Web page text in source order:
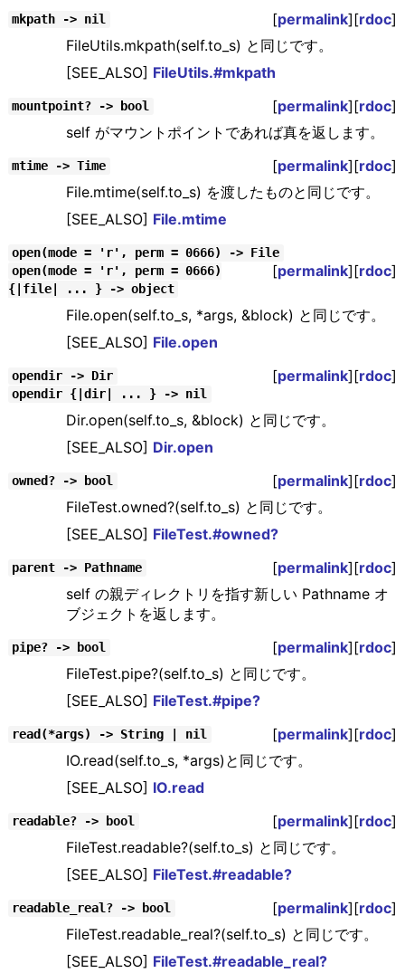
mkpath -> nil [permalink][rdoc]
FileUtils.mkpath(self.to_s) と同じです。
[SEE_ALSO] FileUtils.#mkpath
mountpoint? -> bool [permalink][rdoc]
self がマウントポイントであれば真を返します。
mtime -> Time [permalink][rdoc]
File.mtime(self.to_s) を渡したものと同じです。
[SEE_ALSO] File.mtime
open(mode = 'r', perm = 0666) -> File
[permalink][rdoc]
open(mode = 'r', perm = 0666)
{|file| ... } -> object
File.open(self.to_s, *args, &block) と同じです。
[SEE_ALSO] File.open
opendir -> Dir [permalink][rdoc]
opendir {|dir| ... } -> nil
Dir.open(self.to_s, &block) と同じです。
[SEE_ALSO] Dir.open
owned? -> bool [permalink][rdoc]
FileTest.owned?(self.to_s) と同じです。
[SEE_ALSO] FileTest.#owned?
parent -> Pathname [permalink][rdoc]
self の親ディレクトリを指す新しい Pathname オ
ブジェクトを返します。
pipe? -> bool [permalink][rdoc]
FileTest.pipe?(self.to_s) と同じです。
[SEE_ALSO] FileTest.#pipe?
read(*args) -> String | nil [permalink][rdoc]
IO.read(self.to_s, *args)と同じです。
[SEE_ALSO] IO.read
readable? -> bool [permalink][rdoc]
FileTest.readable?(self.to_s) と同じです。
[SEE_ALSO] FileTest.#readable?
readable_real? -> bool [permalink][rdoc]
FileTest.readable_real?(self.to_s) と同じです。
[SEE_ALSO] FileTest.#readable_real?